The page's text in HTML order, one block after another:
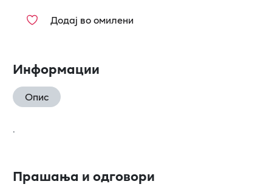
Додај во омилени
Информации
Опис
.
Прашања и одговори